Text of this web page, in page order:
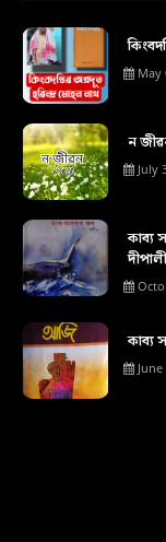
May
ন
July
কাব্য
কাব্য